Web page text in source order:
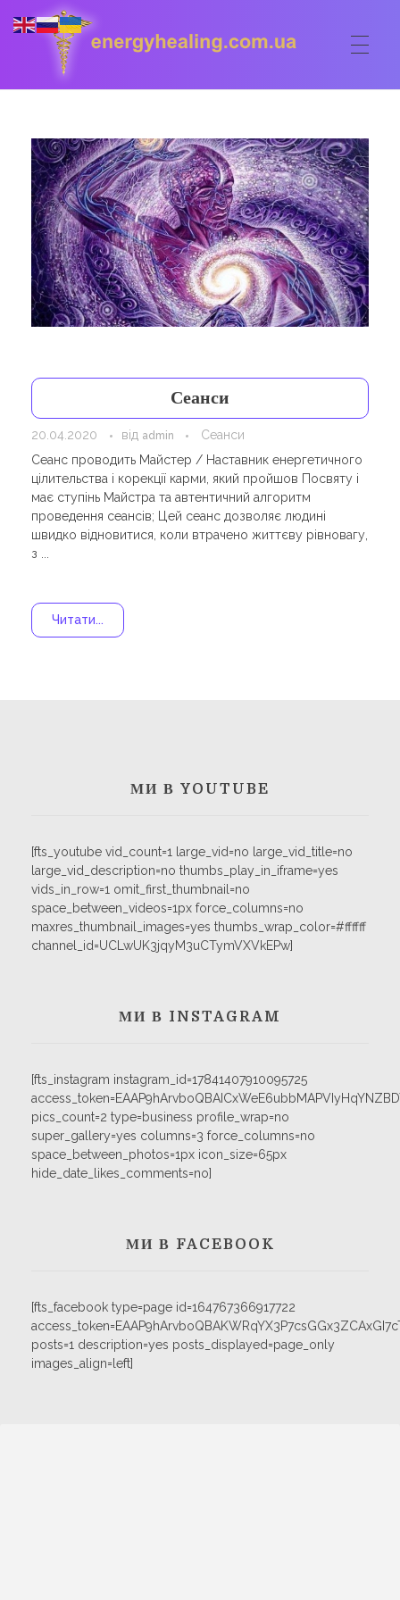
Energyhealing
Анастасія медіум,контактер,щоденник медіума,Майстер,цілительство,карма терапія,консультація онлайн,астрологія
ФОРУМ
ДОПОМОГА
Консультація онлайн
Сеанси
Астрологія
Бізнес допомога
ШКОЛА
Кодекс
Ангельське цілительство
КОРИСНЕ
Сакральні тури
Сеанси
20.04.2020 від admin
Сеанси
Сеанс проводить Майстер / Наставник енергетичного
цілительства і корекції карми, який пройшов Посвяту і
має ступінь Майстра та автентичний алгоритм
проведення сеансів; Цей сеанс дозволяє людині
швидко відновитися, коли втрачено життєву рівновагу,
з ...
Читати...
МИ В YOUTUBE
[fts_youtube vid_count=1 large_vid=no large_vid_title=no
large_vid_description=no thumbs_play_in_iframe=yes
vids_in_row=1 omit_first_thumbnail=no
space_between_videos=1px force_columns=no
maxres_thumbnail_images=yes thumbs_wrap_color=#ffffff
channel_id=UCLwUK3jqyM3uCTymVXVkEPw]
МИ В INSTAGRAM
[fts_instagram instagram_id=17841407910095725
pics_count=2 type=business profile_wrap=no
super_gallery=yes columns=3 force_columns=no
space_between_photos=1px icon_size=65px
hide_date_likes_comments=no]
МИ В FACEBOOK
[fts_facebook type=page id=164767366917722
posts=1 description=yes posts_displayed=page_only
images_align=left]